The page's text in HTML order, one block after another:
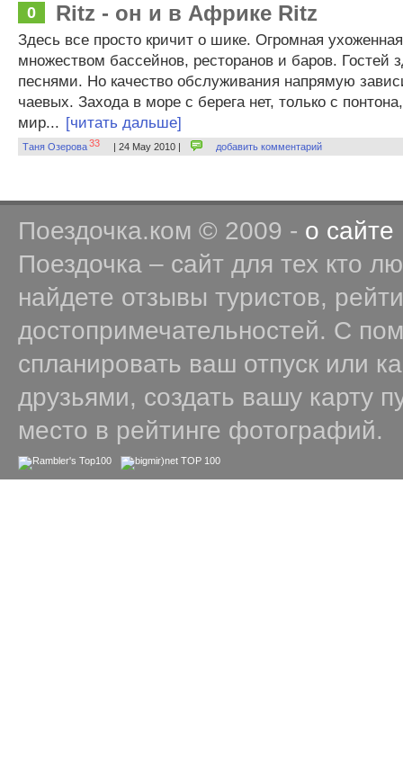
0 Ritz - он и в Африке Ritz
Здесь все просто кричит о шике. Огромная
множеством бассейнов, ресторанов и баров. Гостей
песнями. Но качество обслуживания напрямую
чаевых. Захода в море с берега нет, только с
мир... [читать дальше]
Таня Озерова33 | 24 May 2010 | добавить комментарий
Поездочка.ком © 2009 - о сайте
Поездочка – сайт для тех кто
найдете отзывы туристов,
достопримечательностей. С
спланировать ваш отпуск или
друзьями, создать вашу карту
место в рейтинге фотографий.